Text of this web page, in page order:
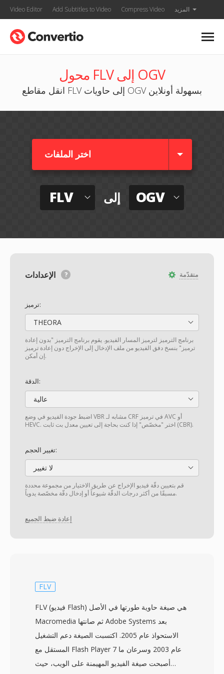
Video Editor Add Subtitles to Video Compress Video المزيد
محول FLV إلى OGV
انقل مقاطع FLV إلى حاويات OGV بسهولة أونلاين
اختر الملفات
FLV إلى OGV
متقدّمة
ترميز:
THEORA
برنامج الترميز لترميز المسار الفيديو. يقوم برنامج الترميز "بدون إعادة
ترميز" بنسخ دفق الفيديو من ملف الإدخال إلى الإخراج دون إعادة ترميز
إن أمكن.
الدقة:
عالية
اضبط جودة الفيديو في وضع VBR مشابه لـ CRF في ترميز AVC أو
HEVC. اختر "مخصّص" إذا كنت بحاجة إلى تعيين معدل بت ثابت (CBR).
تغيير الحجم:
لا تغيير
قم بتعيين دقّة فيديو الإخراج عن طريق الاختيار من مجموعة محددة
مسبقًا من أكثر درجات الدقّة شيوعاً أو إدخال دقّة مخصّصة يدوياً.
إعادة ضبط الجميع
FLV
FLV (فيديو Flash) هي صيغة حاوية طورتها في الأصل
Macromedia ثم صانتها Adobe Systems بعد
الاستحواذ عام 2005. اكتسبت الصيغة دعم التشغيل
المستقل مع Flash Player 7 عام 2003 وسرعان ما
أصبحت صيغة الفيديو المهيمنة على الويب، حيث